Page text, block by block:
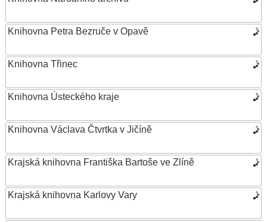
Knihovna Petra Bezruče v Opavě
Knihovna Třinec
Knihovna Ústeckého kraje
Knihovna Václava Čtvrtka v Jičíně
Krajská knihovna Františka Bartoše ve Zlíně
Krajská knihovna Karlovy Vary